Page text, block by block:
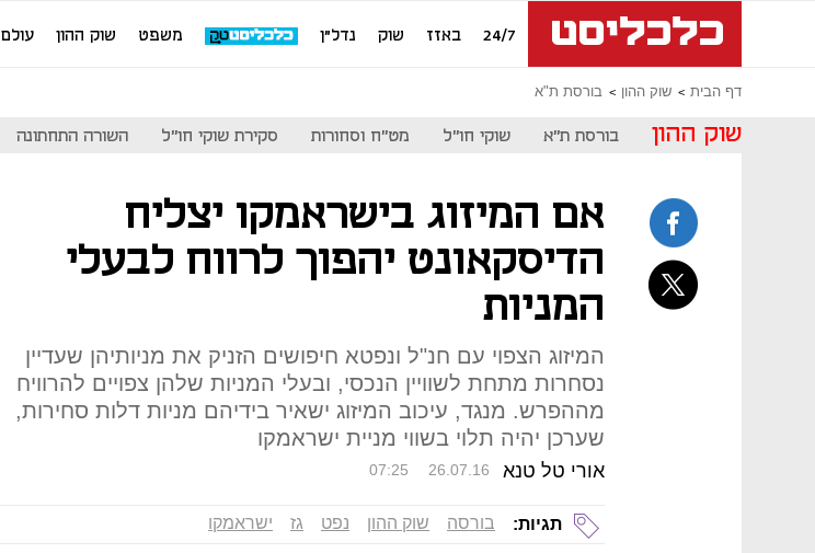
24/7 באזז שוק נדל"ן משפט שוק ההון עולם
דף הבית שוק ההון בורסת ת"א
שוק ההון בורסת ת"א שוקי חו"ל מט"ח וסחורות סקירת שוקי חו"ל השורה התחתונה
אם המיזוג בישראמקו יצליח
הדיסקאונט יהפוך לרווח לבעלי
המניות
המיזוג הצפוי עם חנ"ל ונפטא חיפושים הזניק את מניותיהן שעדיין
נסחרות מתחת לשוויין הנכסי, ובעלי המניות שלהן צפויים להרוויח
מההפרש. מנגד, עיכוב המיזוג ישאיר בידיהם מניות דלות סחירות,
שערכן יהיה תלוי בשווי מניית ישראמקו
אורי טל טנא 07:25 26.07.16
תגיות: בורסה שוק ההון נפט גז ישראמקו